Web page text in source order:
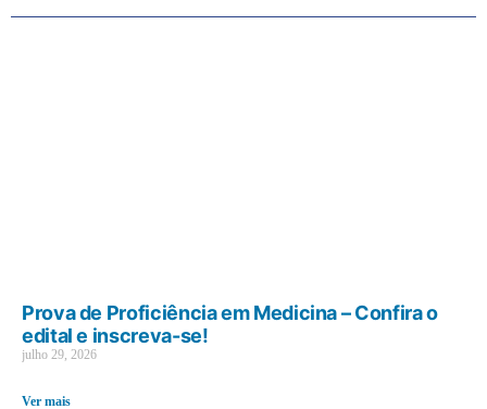
Prova de Proficiência em Medicina – Confira o
edital e inscreva-se!
julho 29, 2026
Ver mais